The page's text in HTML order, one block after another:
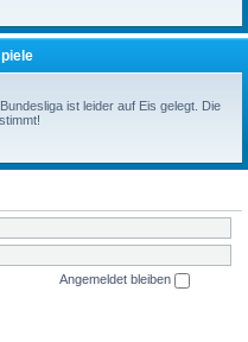
ist leider auf Eis gelegt. Die
Angemeldet bleiben